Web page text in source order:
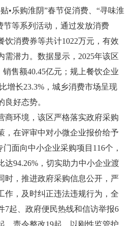
•乐购淮阴”春节促消费、“寻味淮
节等系列活动，通过发放消费
饮消费券等共计1022万元，有效
需潜力。数据显示，2025年该区
售额40.45亿元；规上餐饮企业
增长23.3%，城乡消费市场呈现
良好态势。
环境，该区严格落实政府采购
，在评审中对小微企业报价给予
面向中小企业采购项目116个，
达94.26%，切实助力中小企业渡
时，推进政府采购信息公开，严
作，及时纠正违法违规行为，全
7起、政府便民热线和信访举报6
、责令整改19起，以刚性监管护